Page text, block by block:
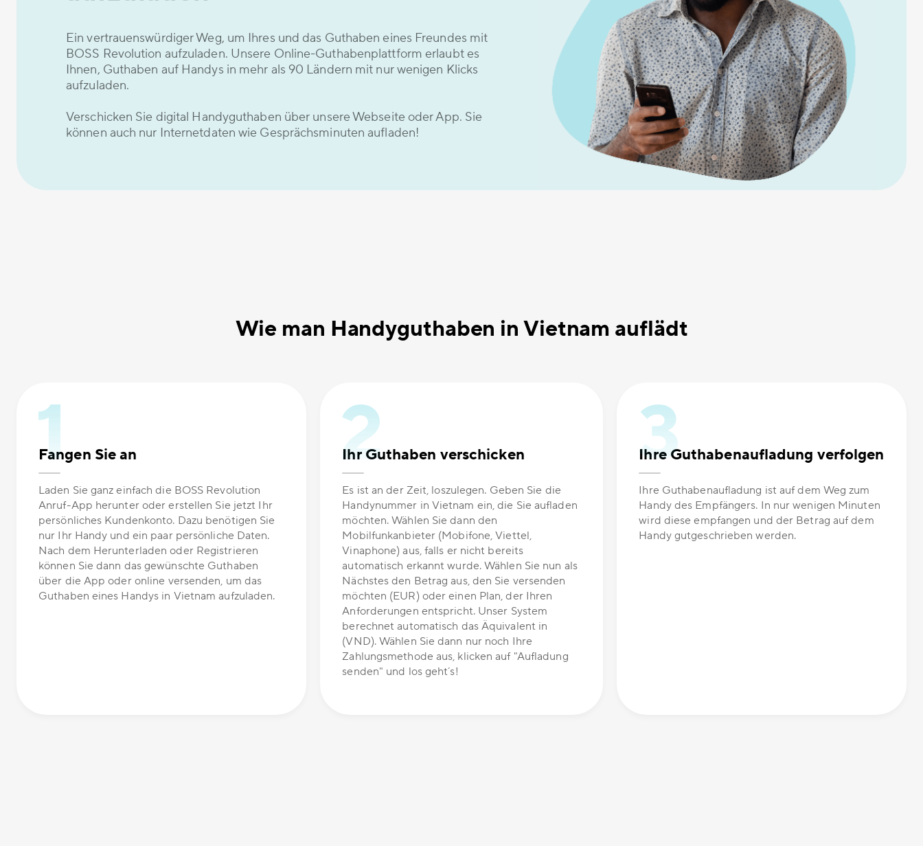
Ein vertrauenswürdiger Weg, um Ihres und das Guthaben eines Freundes mit
BOSS Revolution aufzuladen. Unsere Online-Guthabenplattform erlaubt es
Ihnen, Guthaben auf Handys in mehr als 90 Ländern mit nur wenigen Klicks
aufzuladen.
Verschicken Sie digital Handyguthaben über unsere Webseite oder App. Sie
können auch nur Internetdaten wie Gesprächsminuten aufladen!
Wie man Handyguthaben in Vietnam auflädt
Fangen Sie an
Laden Sie ganz einfach die BOSS Revolution
Anruf-App herunter oder erstellen Sie jetzt Ihr
persönliches Kundenkonto. Dazu benötigen Sie
nur Ihr Handy und ein paar persönliche Daten.
Nach dem Herunterladen oder Registrieren
können Sie dann das gewünschte Guthaben
über die App oder online versenden, um das
Guthaben eines Handys in Vietnam aufzuladen.
Ihr Guthaben verschicken
Es ist an der Zeit, loszulegen. Geben Sie die
Handynummer in Vietnam ein, die Sie aufladen
möchten. Wählen Sie dann den
Mobilfunkanbieter (Mobifone, Viettel,
Vinaphone) aus, falls er nicht bereits
automatisch erkannt wurde. Wählen Sie nun als
Nächstes den Betrag aus, den Sie versenden
möchten (EUR) oder einen Plan, der Ihren
Anforderungen entspricht. Unser System
berechnet automatisch das Äquivalent in
(VND). Wählen Sie dann nur noch Ihre
Zahlungsmethode aus, klicken auf "Aufladung
senden" und los geht´s!
Ihre Guthabenaufladung verfolgen
Ihre Guthabenaufladung ist auf dem Weg zum
Handy des Empfängers. In nur wenigen Minuten
wird diese empfangen und der Betrag auf dem
Handy gutgeschrieben werden.